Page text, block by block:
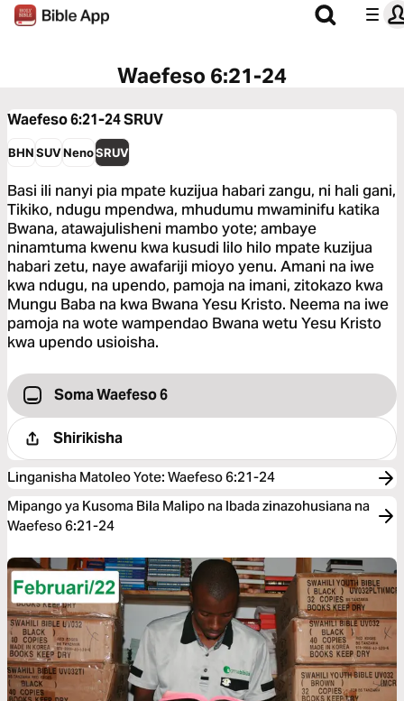
Waefeso 6:21-24
Waefeso 6:21-24SRUV
BHNSUVNenoSRUV
Basi ili nanyi pia mpate kuzijua habari zangu, ni hali gani,
Tikiko, ndugu mpendwa, mhudumu mwaminifu katika
Bwana, atawajulisheni mambo yote; ambaye
ninamtuma kwenu kwa kusudi lilo hilo mpate kuzijua
habari zetu, naye awafariji mioyo yenu. Amani na iwe
kwa ndugu, na upendo, pamoja na imani, zitokazo kwa
Mungu Baba na kwa Bwana Yesu Kristo. Neema na iwe
pamoja na wote wampendao Bwana wetu Yesu Kristo
kwa upendo usioisha.
Soma Waefeso 6
Shirikisha
Linganisha Matoleo Yote: Waefeso 6:21-24
Mipango ya Kusoma Bila Malipo na Ibada zinazohusiana na
Waefeso 6:21-24